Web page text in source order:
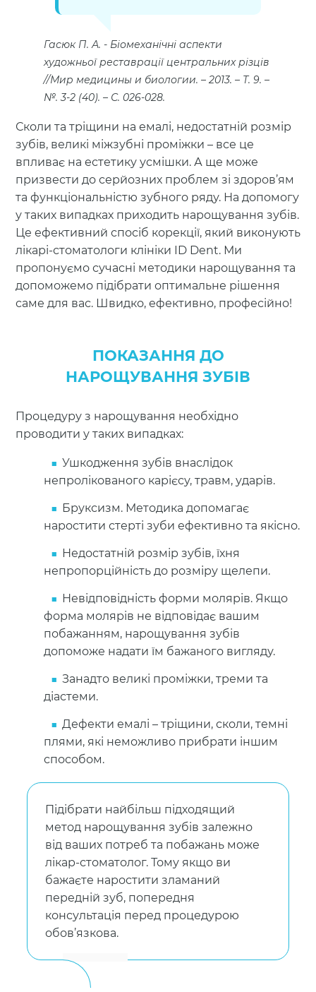
Гасюк П. А.
Біомеханічні аспекти
художньої реставрації центральних різців
//Мир медицины и биологии. – 2013. – Т. 9. –
№. 3-2 (40). – С. 026-028.
Сколи та тріщини на емалі, недостатній розмір
зубів, великі міжзубні проміжки – все це
впливає на естетику усмішки. А ще може
призвести до серйозних проблем зі здоров’ям
та функціональністю зубного ряду. На допомогу
у таких випадках приходить нарощування зубів.
Це ефективний спосіб корекції, який виконують
лікарі-стоматологи клініки ID Dent. Ми
пропонуємо сучасні методики нарощування та
допоможемо підібрати оптимальне рішення
саме для вас. Швидко, ефективно, професійно!
ПОКАЗАННЯ ДО
НАРОЩУВАННЯ ЗУБІВ
Процедуру з нарощування необхідно
проводити у таких випадках:
Ушкодження зубів внаслідок
непролікованого карієсу, травм, ударів.
Бруксизм. Методика допомагає
наростити стерті зуби ефективно та якісно.
Недостатній розмір зубів, їхня
непропорційність до розміру щелепи.
Невідповідність форми молярів. Якщо
форма молярів не відповідає вашим
побажанням, нарощування зубів
допоможе надати їм бажаного вигляду.
Занадто великі проміжки, треми та
діастеми.
Дефекти емалі – тріщини, сколи, темні
плями, які неможливо прибрати іншим
способом.
Підібрати найбільш підходящий
метод нарощування зубів залежно
від ваших потреб та побажань може
лікар-стоматолог. Тому якщо ви
бажаєте наростити зламаний
передній зуб, попередня
консультація перед процедурою
обов’язкова.